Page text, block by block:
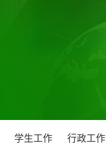
学生工作 行政工作